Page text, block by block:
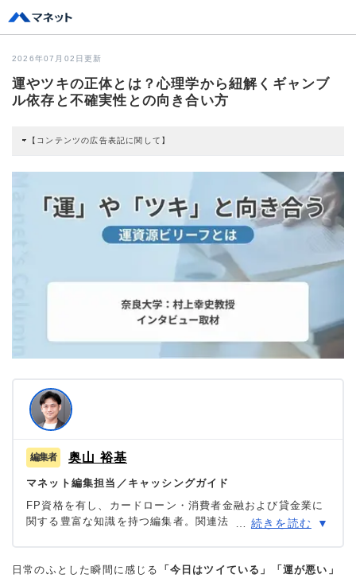
2026年07月02日更新
運やツキの正体とは？心理学から紐解くギャンブ
ル依存と不確実性との向き合い方
【コンテンツの広告表記に関して】
すると弊社に対して企業から紹介報酬が支払われるという収益モデルです。 た
だし、特定の商品を根拠なくPRするものではなく、当編集部の調査／ユーザー
への口コミ収集などに基づき、公平性を担保した情報提供を行っています。
>提携企業一覧
奥山 裕基
マネット編集担当／キャッシングガイド
FP資格を有し、カードローン・消費者金融および貸金業に
関する豊富な知識を持つ編集者。関連法規（貸金業法・金
もとにリアルな情報収集を怠らず、自身も当サイトにおい
続きを読む
日常のふとした瞬間に感じる
「今日はツイている」「運が悪い」